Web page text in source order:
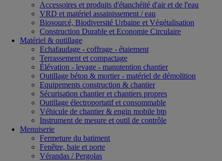
Accessoires et produits d'étanchéité d'air et de l'eau
VRD et matériel assainissement / eau
Biosourcé, Biodiversité Urbaine et Végétalisation
Construction Durable et Economie Circulaire
Matériel & outillage
Echafaudage - coffrage - étaiement
Terrassement et compactage
Élévation - levage - manutention chantier
Outillage béton & mortier - matériel de démolition
Equipements construction & chantier
Sécurisation chantier et chantiers propres
Outillage électroportatif et consommable
Véhicule de chantier & engin mobile btp
Instrument de mesure et outil de contrôle
Menuiserie
Fermeture du batiment
Fenêtre, baie et porte
Vérandas / Pergolas